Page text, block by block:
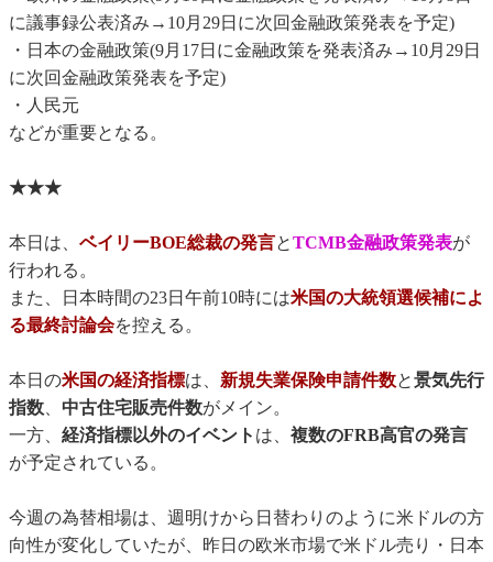
に議事録公表済み→10月29日に次回金融政策発表を予定)
・日本の金融政策(9月17日に金融政策を発表済み→10月29日
に次回金融政策発表を予定)
・人民元
などが重要となる。
★★★
本日は、 ベイリーBOE総裁の発言とTCMB金融政策発表が
行われる。
また、日本時間の23日午前10時には米国の大統領選候補によ
る最終討論会を控える。
本日の米国の経済指標は、 新規失業保険申請件数と景気先行
指数、 中古住宅販売件数がメイン。
一方、 経済指標以外のイベント は、 複数のFRB高官の発言
が予定されている。
今週の為替相場は、週明けから日替わりのように米ドルの方
向性が変化していたが、昨日の欧米市場で米ドル売り・日本